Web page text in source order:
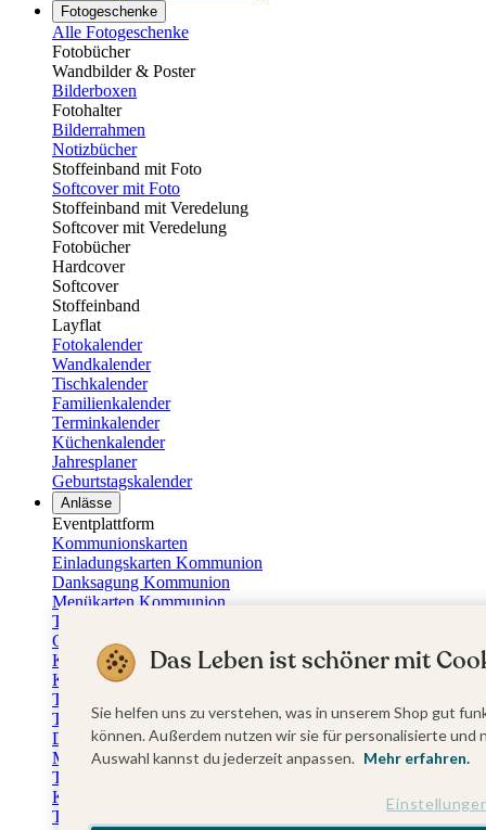
Fotogeschenke
Alle Fotogeschenke
Fotobücher
Wandbilder & Poster
Bilderboxen
Fotohalter
Bilderrahmen
Notizbücher
Stoffeinband mit Foto
Softcover mit Foto
Stoffeinband mit Veredelung
Softcover mit Veredelung
Fotobücher
Hardcover
Softcover
Stoffeinband
Layflat
Fotokalender
Wandkalender
Tischkalender
Familienkalender
Terminkalender
Küchenkalender
Jahresplaner
Geburtstagskalender
Anlässe
Eventplattform
Kommunionskarten
Einladungskarten Kommunion
Danksagung Kommunion
Menükarten Kommunion
Tischkarten Kommunion
Gästebuch Kommunion
Kerzen Kommunion
Kartenbox Kommunion
Taufkarten
Taufeinladungen
Dankeskarten Taufe
Menükarten Taufe
Tischkarten Taufe
Kirchenheft Taufe
Taufkerzen
Das Leben ist schöner mit
Sie helfen uns zu verstehen, was in unserem Shop gut
können. Außerdem nutzen wir sie für personalisierte
Auswahl kannst du jederzeit anpassen. Mehr erfahren.